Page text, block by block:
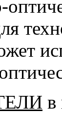
в